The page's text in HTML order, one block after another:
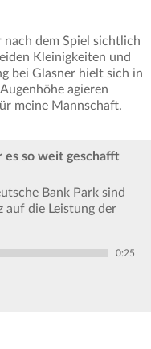
nach dem Spiel sichtlich
Kleinigkeiten und
bei Glasner hielt sich in
agieren
meine Mannschaft.
es so weit geschafft
Bank Park sind
auf die Leistung der
0:25